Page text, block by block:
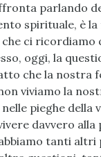
parlando
spirituale, è la
ci ricordiamo
oggi, la
che la nostra
viviamo la
pieghe della
davvero alla
tanti altri